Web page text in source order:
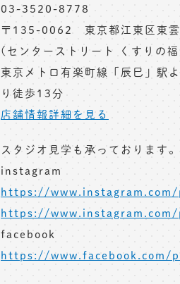
03-3520-8778
〒135-0062 東京都江東区東
(センターストリート くすりの
東京メトロ有楽町線「辰巳」駅
り徒歩13分
店舗情報詳細を見る
スタジオ見学も承っております
instagram
https://
https://
facebook
https://www.facebook.com/